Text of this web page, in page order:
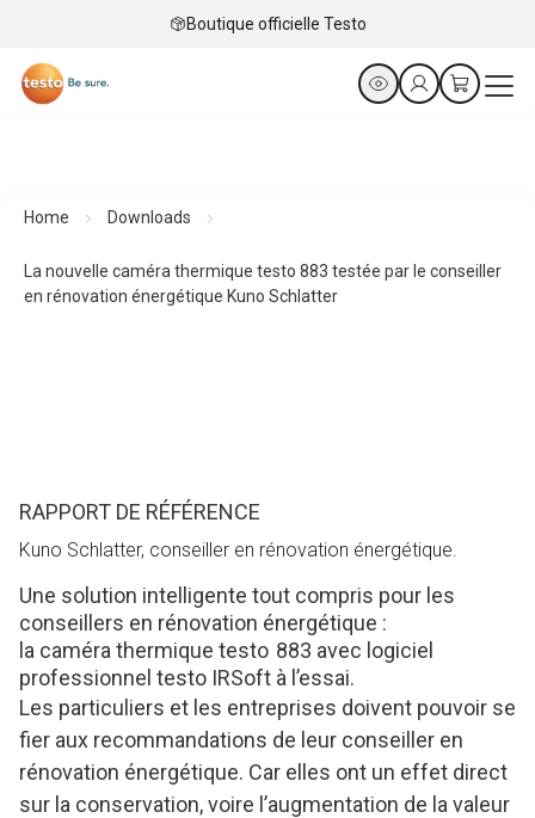
Boutique officielle Testo
Home Downloads
La nouvelle caméra thermique testo 883 testée par le conseiller
en rénovation énergétique Kuno Schlatter
RAPPORT DE RÉFÉRENCE
Kuno Schlatter, conseiller en rénovation énergétique.
Une solution intelligente tout compris pour les
conseillers en rénovation énergétique :
la caméra thermique testo 883 avec logiciel
professionnel testo IRSoft à l’essai.
Les particuliers et les entreprises doivent pouvoir se
fier aux recommandations de leur conseiller en
rénovation énergétique. Car elles ont un effet direct
sur la conservation, voire l’augmentation de la valeur